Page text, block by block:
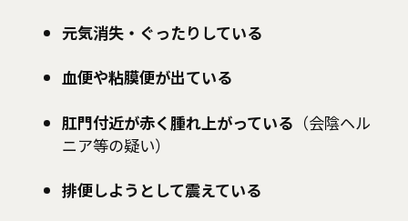
元気消失・ぐったりしている
血便や粘膜便が出ている
肛門付近が赤く腫れ上がっている （会陰ヘル
ニア等の疑い）
排便しようとして震えている